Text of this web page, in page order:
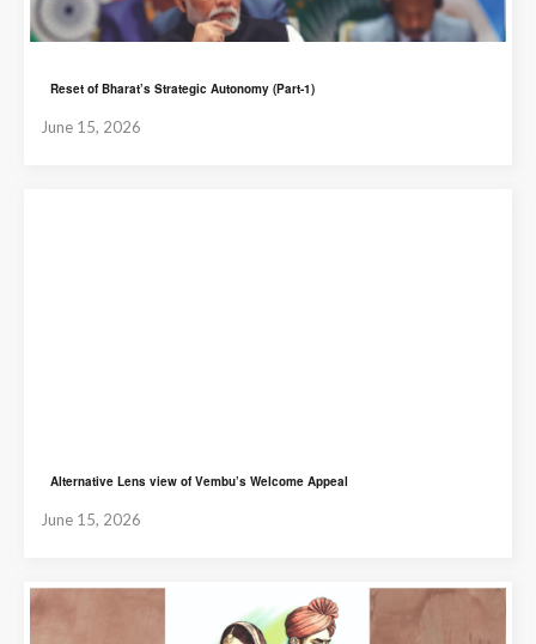
Reset of Bharat’s Strategic Autonomy (Part-1)
June 15, 2026
Alternative Lens view of Vembu’s Welcome Appeal
June 15, 2026